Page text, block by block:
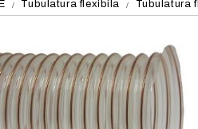
Tubulatura flexibila Tubulatura